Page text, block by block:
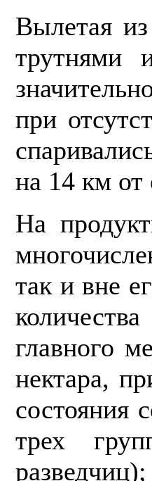
Вылетая
трутнями
при
на 14 км от
На
так и вне
главного
нектара,
состояния
трех